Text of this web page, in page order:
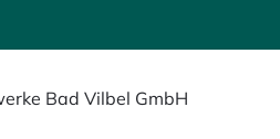
Bad Vilbel GmbH